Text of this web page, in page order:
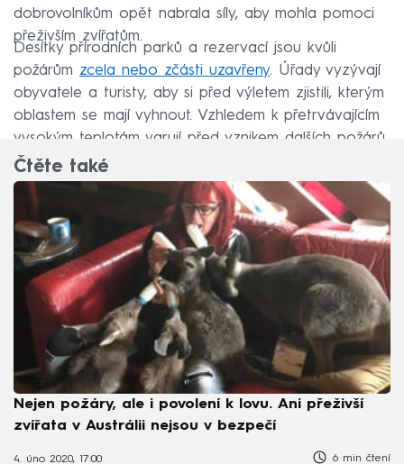
dobrovolníkům opět nabrala síly, aby mohla pomoci
přeživším zvířatům.
Desítky přírodních parků a rezervací jsou kvůli
požárům zcela nebo zčásti uzavřeny. Úřady vyzývají
obyvatele a turisty, aby si před výletem zjistili, kterým
oblastem se mají vyhnout. Vzhledem k přetrvávajícím
vysokým teplotám varují před vznikem dalších požárů.
Čtěte také
Nejen požáry, ale i povolení k lovu. Ani přeživší
zvířata v Austrálii nejsou v bezpečí
4. úno 2020, 17:00 6 min čtení